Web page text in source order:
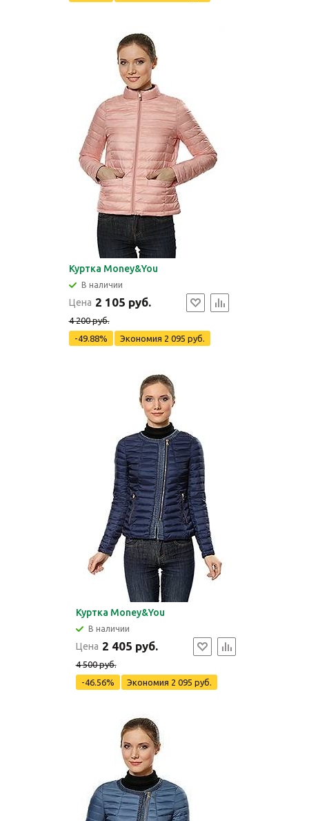
Куртка Money&You
В наличии
Цена 2 105 руб.
4 200 руб.
-49.88%
Экономия 2 095 руб.
Куртка Money&You
В наличии
Цена 2 405 руб.
4 500 руб.
-46.56%
Экономия 2 095 руб.